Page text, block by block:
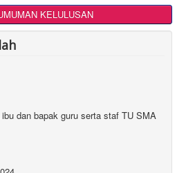
KELULUSAN
dan bapak guru serta staf TU SMA